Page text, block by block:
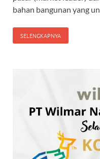
bahan bangunan yang
SELENGKAPNYA